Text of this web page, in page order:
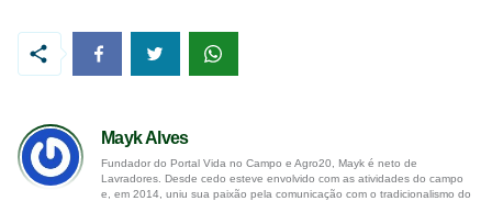
Mayk Alves
Fundador do Portal Vida no Campo e Agro20, Mayk é neto de
Lavradores. Desde cedo esteve envolvido com as atividades do campo
e, em 2014, uniu sua paixão pela comunicação com o tradicionalismo do